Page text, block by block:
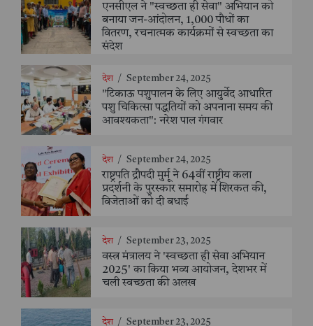
एनसीएल ने "स्वच्छता ही सेवा" अभियान को
बनाया जन-आंदोलन, 1,000 पौधों का
वितरण, रचनात्मक कार्यक्रमों से स्वच्छता का
संदेश
देश / September 24, 2025
"टिकाऊ पशुपालन के लिए आयुर्वेद आधारित
पशु चिकित्सा पद्धतियों को अपनाना समय की
आवश्यकता": नरेश पाल गंगवार
देश / September 24, 2025
राष्ट्रपति द्रौपदी मुर्मू ने 64वीं राष्ट्रीय कला
प्रदर्शनी के पुरस्कार समारोह में शिरकत की,
विजेताओं को दी बधाई
देश / September 23, 2025
वस्त्र मंत्रालय ने 'स्वच्छता ही सेवा अभियान
2025' का किया भव्य आयोजन, देशभर में
चली स्वच्छता की अलख
देश / September 23, 2025